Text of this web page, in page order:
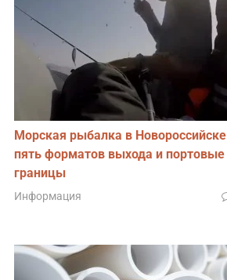
Морская рыбалка в
пять форматов выхода и портовые
границы
Информация